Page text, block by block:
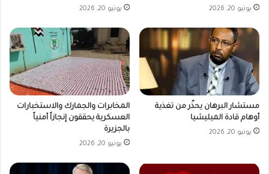
يونيو 20, 2026 يونيو 20, 2026
مستشار البرهان يحذّر من تغذية
أوهام قادة الميليشيا
يونيو 20, 2026
المخابرات والجمارك والاستخبارات
العسكرية يحققون إنجازاً أمنياً
بالجزيرة
يونيو 20, 2026